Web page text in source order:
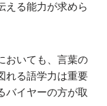
える能力が求めら
おいても、言葉の
れる語学力は重要
バイヤーの方が取